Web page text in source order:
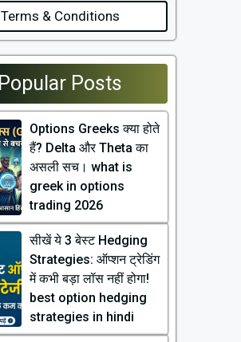
Terms & Conditions
Popular Posts
Options Greeks क्या होते
हैं? Delta और Theta का
असली सच। what is
greek in options
trading 2026
सीखें ये 3 बेस्ट Hedging
Strategies: ऑप्शन ट्रेडिंग
में कभी बड़ा लॉस नहीं होगा!
best option hedging
strategies in hindi